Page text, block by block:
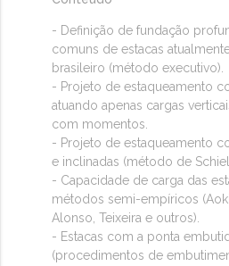
- Definição de fundação
comuns de estacas
brasileiro (método executivo).
- Projeto de estaqueamento
atuando apenas cargas
com momentos.
- Projeto de estaqueamento
e inclinadas (método de
- Capacidade de carga das
métodos semi-empíricos
Alonso, Teixeira e outros).
- Estacas com a ponta
(procedimentos de